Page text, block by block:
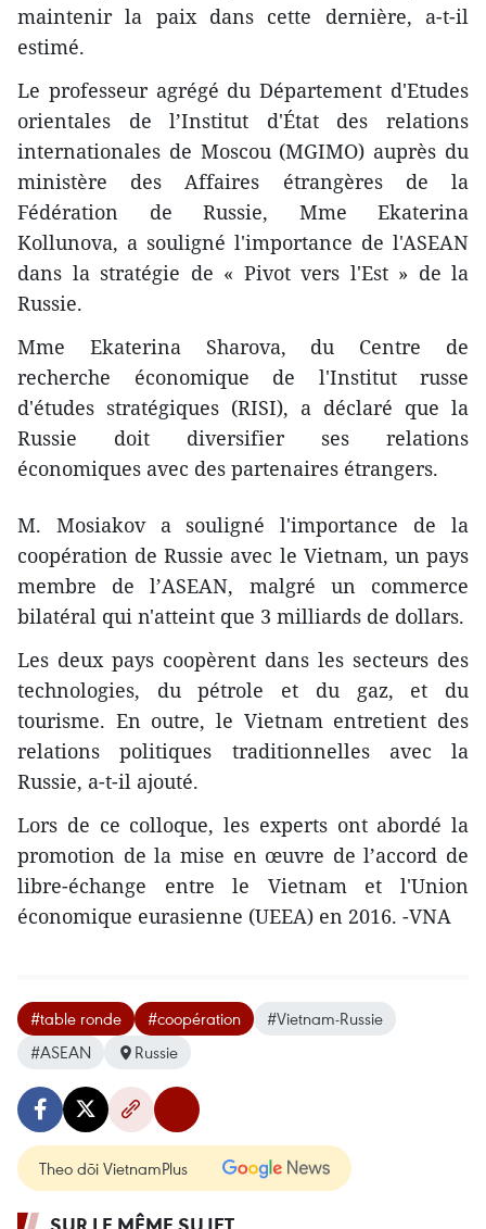
maintenir la paix dans ​cette dernière, a-t-il
estimé.
Le professeur agrégé du Département d'Etudes
orientales de l’Institut d'État des relations
internationales de Moscou (MGIMO) auprès du
ministère des Affaires étrangères de la
Fédération de Russie, Mme Ekaterina
Kollunova, a souligné l'importance de l'ASEAN
dans la stratégie de « Pivot vers l'Est » de la
Russie.
Mme Ekaterina Sharova, du Centre de
recherche économique de l'Institut russe
d'études stratégiques (RISI), a déclaré que la
Russie doit diversifier ses relations
économiques avec des partenaires étrangers.
M. Mosiakov a souligné l'importance de la
coopération de Russie avec le Vietnam, un pays
membre de l’ASEAN, malgré ​un commerce
bilatéral qui n'atteint que 3 milliards de dollars.
Les deux pays coopèrent dans les ​secteurs ​des
technologies, du pétrole et du gaz, et du
tourisme. En outre, le Vietnam entretient des
relations politiques traditionnelles avec la
Russie, a-t-il ajouté.
Lors de ce colloque, les experts ont abordé la
promotion de la mise en œuvre de l’accord de
libre-échange entre le Vietnam et l'Union
économique eurasienne (UEEA) en 2016. -VNA
#table ronde #coopération
#Vietnam-Russie
#ASEAN
Russie
Theo dõi VietnamPlus